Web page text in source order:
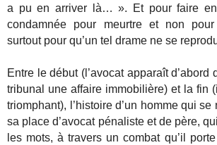
a pu en arriver là… ». Et pour faire en
condamnée pour meurtre et non
surtout pour qu’un tel drame ne se
Entre le début (l’avocat apparaît d’abord
tribunal une affaire immobilière) et la fin
triomphant), l’histoire d’un homme qui
sa place d’avocat pénaliste et de père,
les mots, à travers un combat qu’il